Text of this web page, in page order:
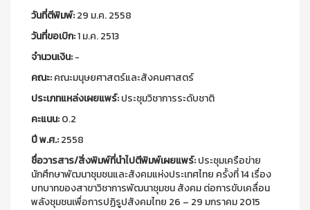
วันที่ตีพิมพ์:29 ม.ค. 2558
วันที่ขอเบิก:1 ม.ค. 2513
จำนวนเงิน:-
คณะ:คณะมนุษยศาสตร์และสังคมศาสตร์
ประเภทแหล่งเผยแพร์:ประชุมวิชาการระดับชาติ
คะแนน:0.2
ปี พ.ศ.:2558
ชื่อวารสาร/สิ่งพิมพ์ที่นำไปตีพิมพ์เผยแพร์:ประชุมเครือข่าย
นักศึกษาพัฒนาชุมชนและสังคมแห่งประเทศไทย ครั้งที่ 14 เรื่อง
บทบาทของสาขาวิชาการพัฒนาชุมชน สังคม ต่อการขับเคลื่อน
พลังชุมชนเพื่อการปฏิรูปสังคมไทย 26 – 29 มกราคม 2015